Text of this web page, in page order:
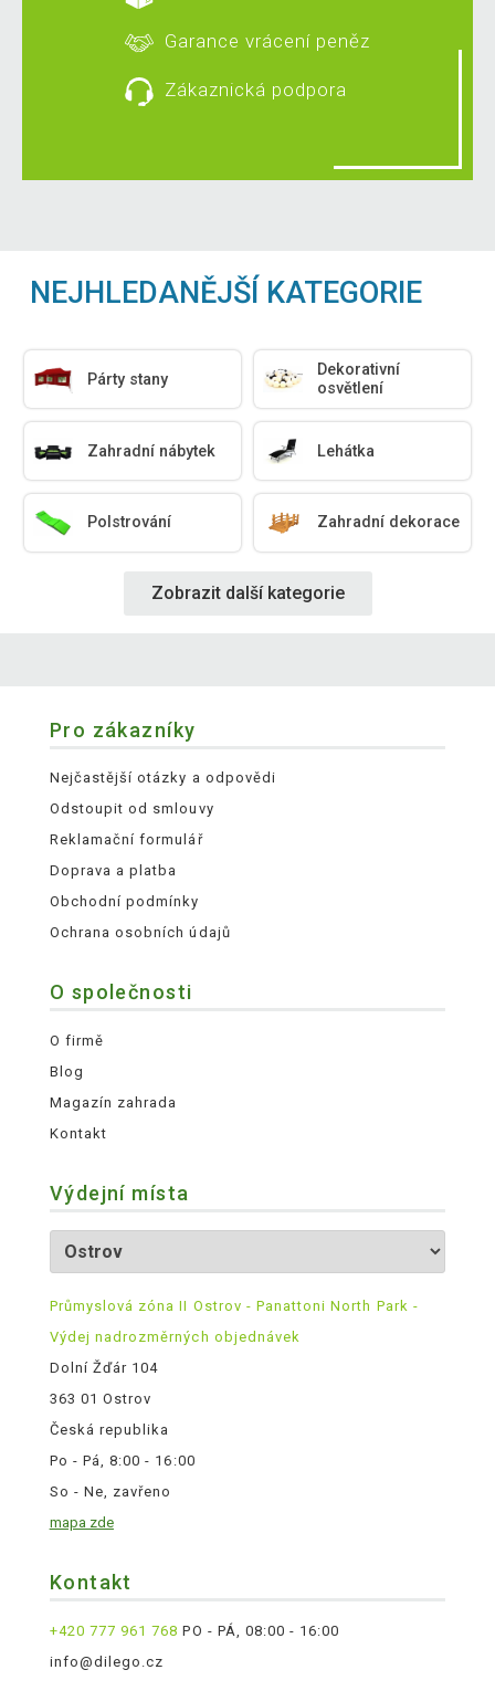
Garance vrácení peněz
Zákaznická podpora
NEJHLEDANĚJŠÍ KATEGORIE
Párty stany
Dekorativní
osvětlení
Zahradní nábytek Lehátka
Polstrování Zahradní dekorace
Zobrazit další kategorie
Pro zákazníky
Nejčastější otázky a odpovědi
Odstoupit od smlouvy
Reklamační formulář
Doprava a platba
Obchodní podmínky
Ochrana osobních údajů
O společnosti
O firmě
Blog
Magazín zahrada
Kontakt
Výdejní místa
Průmyslová zóna II Ostrov - Panattoni North Park -
Výdej nadrozměrných objednávek
Dolní Žďár 104
363 01 Ostrov
Česká republika
Po - Pá, 8:00 - 16:00
So - Ne, zavřeno
mapa zde
Kontakt
+420 777 961 768 PO - PÁ, 08:00 - 16:00
info@dilego.cz